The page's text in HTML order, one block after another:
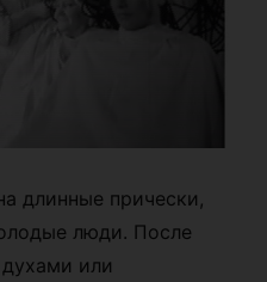
длинные прически,
люди. После
или